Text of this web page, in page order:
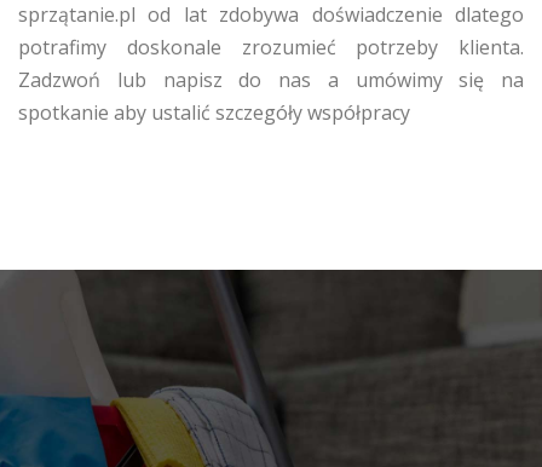
sprzątanie.pl od lat zdobywa doświadczenie dlatego
potrafimy doskonale zrozumieć potrzeby klienta.
Zadzwoń lub napisz do nas a umówimy się na
spotkanie aby ustalić szczegóły współpracy